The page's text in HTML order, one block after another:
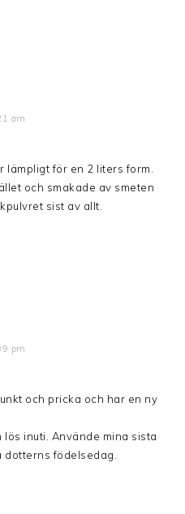
am
lämpligt för en 2 liters form.
och smakade av smeten
sist av allt.
pm
och pricka och har en ny
inuti. Använde mina sista
födelsedag.